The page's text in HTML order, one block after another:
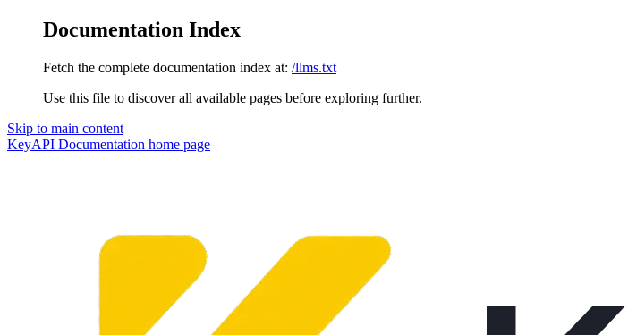
Documentation Index
Fetch the complete documentation index at: /llms.txt
Use this file to discover all available pages before exploring further.
Skip to main content
KeyAPI Documentation home page